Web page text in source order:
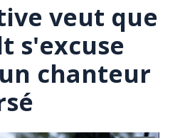
veut que
s'excuse
chanteur